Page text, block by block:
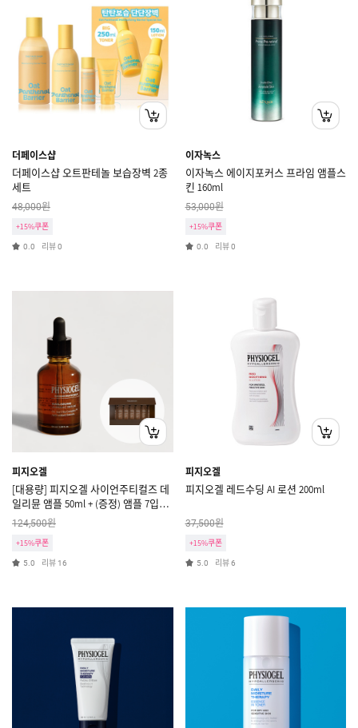
더페이스샵
더페이스샵 오트판테놀 보습장벽 2종
세트
48,000원
+15%쿠폰
0.0 리뷰0
이자녹스
이자녹스 에이지포커스 프라임 앰플스
킨 160ml
53,000원
+15%쿠폰
0.0 리뷰0
피지오겔
[대용량] 피지오겔 사이언주티컬즈 데
일리뮨 앰플 50ml + (증정) 앰플 7입키
트
124,500원
+15%쿠폰
5.0 리뷰 16
피지오겔
피지오겔 레드수딩 AI 로션 200ml
37,500원
+15%쿠폰
5.0 리뷰6